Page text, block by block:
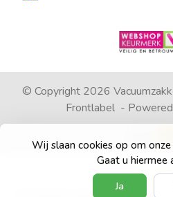
Wij slaan cookies op om
Gaat u hiermee
Ja
© Copyright 2026
Frontlabel -